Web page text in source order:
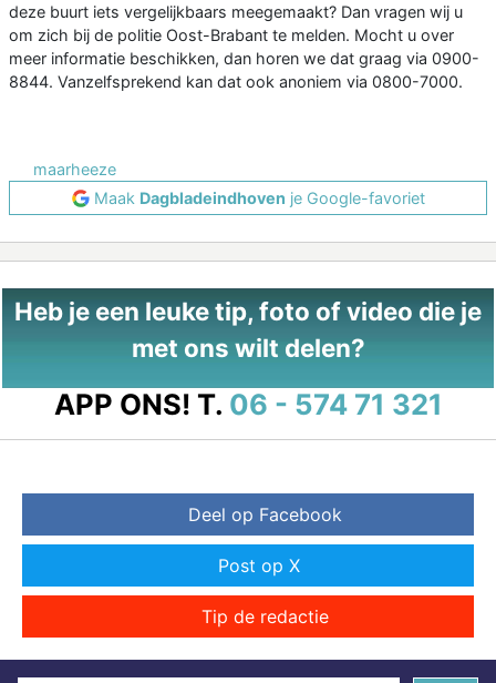
deze buurt iets vergelijkbaars meegemaakt? Dan vragen wij u
om zich bij de politie Oost-Brabant te melden. Mocht u over
meer informatie beschikken, dan horen we dat graag via 0900-
8844. Vanzelfsprekend kan dat ook anoniem via 0800-7000.
maarheeze
Maak Dagbladeindhoven je Google-favoriet
Heb je een leuke tip, foto of video die je
met ons wilt delen?
APP ONS! T. 06 - 574 71 321
Deel op Facebook
Post op X
Tip de redactie